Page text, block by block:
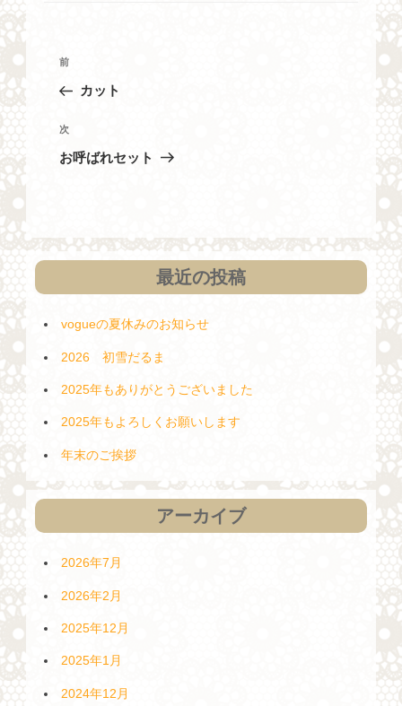
投
ビ
ゲ
ン
過
去
投
前
カット
次
の
次
お呼ばれセット
最近の投稿
vogueの夏休みのお知らせ
2026 初雪だるま
2025年もありがとうございました
2025年もよろしくお願いします
年末のご挨拶
アーカイブ
2026年7月
2026年2月
2025年12月
2025年1月
2024年12月